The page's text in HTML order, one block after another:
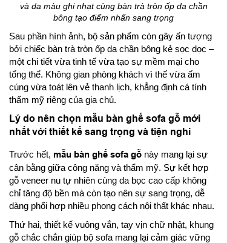
và da màu ghi nhạt cùng bàn trà tròn ốp da chần
bông tạo điểm nhấn sang trọng
Sau phần hình ảnh, bộ sản phẩm còn gây ấn tượng
bởi chiếc bàn trà tròn ốp da chần bông kẻ sọc dọc –
một chi tiết vừa tinh tế vừa tạo sự mềm mại cho
tổng thể. Không gian phòng khách vì thế vừa ấm
cúng vừa toát lên vẻ thanh lịch, khẳng định cá tính
thẩm mỹ riêng của gia chủ.
Lý do nên chọn mẫu bàn ghế sofa gỗ mới
nhất với thiết kế sang trọng và tiện nghi
Trước hết, mẫu bàn ghế sofa gỗ này mang lại sự
cân bằng giữa công năng và thẩm mỹ. Sự kết hợp
gỗ veneer nu tự nhiên cùng da bọc cao cấp không
chỉ tăng độ bền mà còn tạo nên sự sang trọng, dễ
dàng phối hợp nhiều phong cách nội thất khác nhau.
Thứ hai, thiết kế vuông vắn, tay vịn chữ nhật, khung
gỗ chắc chắn giúp bộ sofa mang lại cảm giác vững